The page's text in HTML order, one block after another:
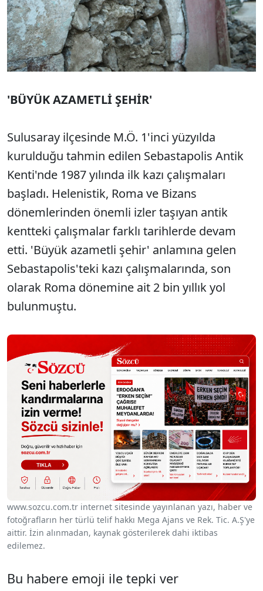
'BÜYÜK AZAMETLİ ŞEHİR'
Sulusaray ilçesinde M.Ö. 1'inci yüzyılda
kurulduğu tahmin edilen Sebastapolis Antik
Kenti'nde 1987 yılında ilk kazı çalışmaları
başladı. Helenistik, Roma ve Bizans
dönemlerinden önemli izler taşıyan antik
kentteki çalışmalar farklı tarihlerde devam
etti. 'Büyük azametli şehir' anlamına gelen
Sebastapolis'teki kazı çalışmalarında, son
olarak Roma dönemine ait 2 bin yıllık yol
bulunmuştu.
www.sozcu.com.tr internet sitesinde yayınlanan yazı, haber ve
fotoğrafların her türlü telif hakkı Mega Ajans ve Rek. Tic. A.Ş'ye
aittir. İzin alınmadan, kaynak gösterilerek dahi iktibas
edilemez.
Bu habere emoji ile tepki ver